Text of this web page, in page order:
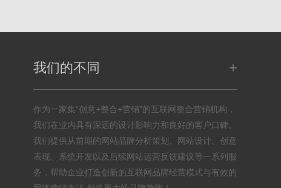
我们的不同 +
作为一家集“创意+整合+营销”的互联网整合营销机构，
我们在业内具有深远的设计影响力和良好的客户口碑。
我们提供从前期的网站品牌分析策划、网站设计、创意
表现、系统开发以及后续网站运营反馈建议等一系列服
务，帮助企业打造创新的互联网品牌经营模式与有效的